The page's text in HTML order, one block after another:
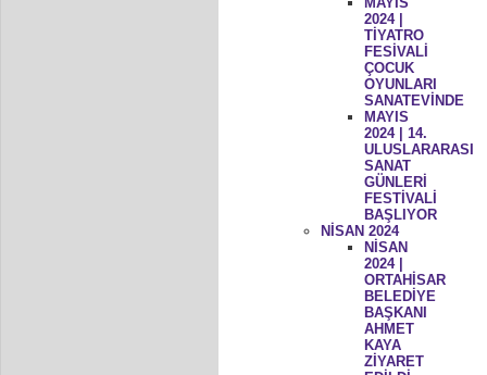
2024 |
TİYATRO
FESİVALİ
ÇOCUK
OYUNLARI
SANATEVİNDE
MAYIS
2024 | 14.
ULUSLARARASI
SANAT
GÜNLERİ
FESTİVALİ
BAŞLIYOR
NİSAN 2024
NİSAN
2024 |
ORTAHİSAR
BELEDİYE
BAŞKANI
AHMET
KAYA
ZİYARET